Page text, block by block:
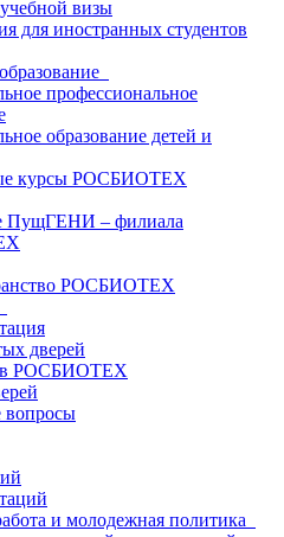
визы
для иностранных студентов
профессиональное
образование детей и
курсы РОСБИОТЕХ
ПущГЕНИ – филиала
РОСБИОТЕХ
дверей
в РОСБИОТЕХ
вопросы
и молодежная политика